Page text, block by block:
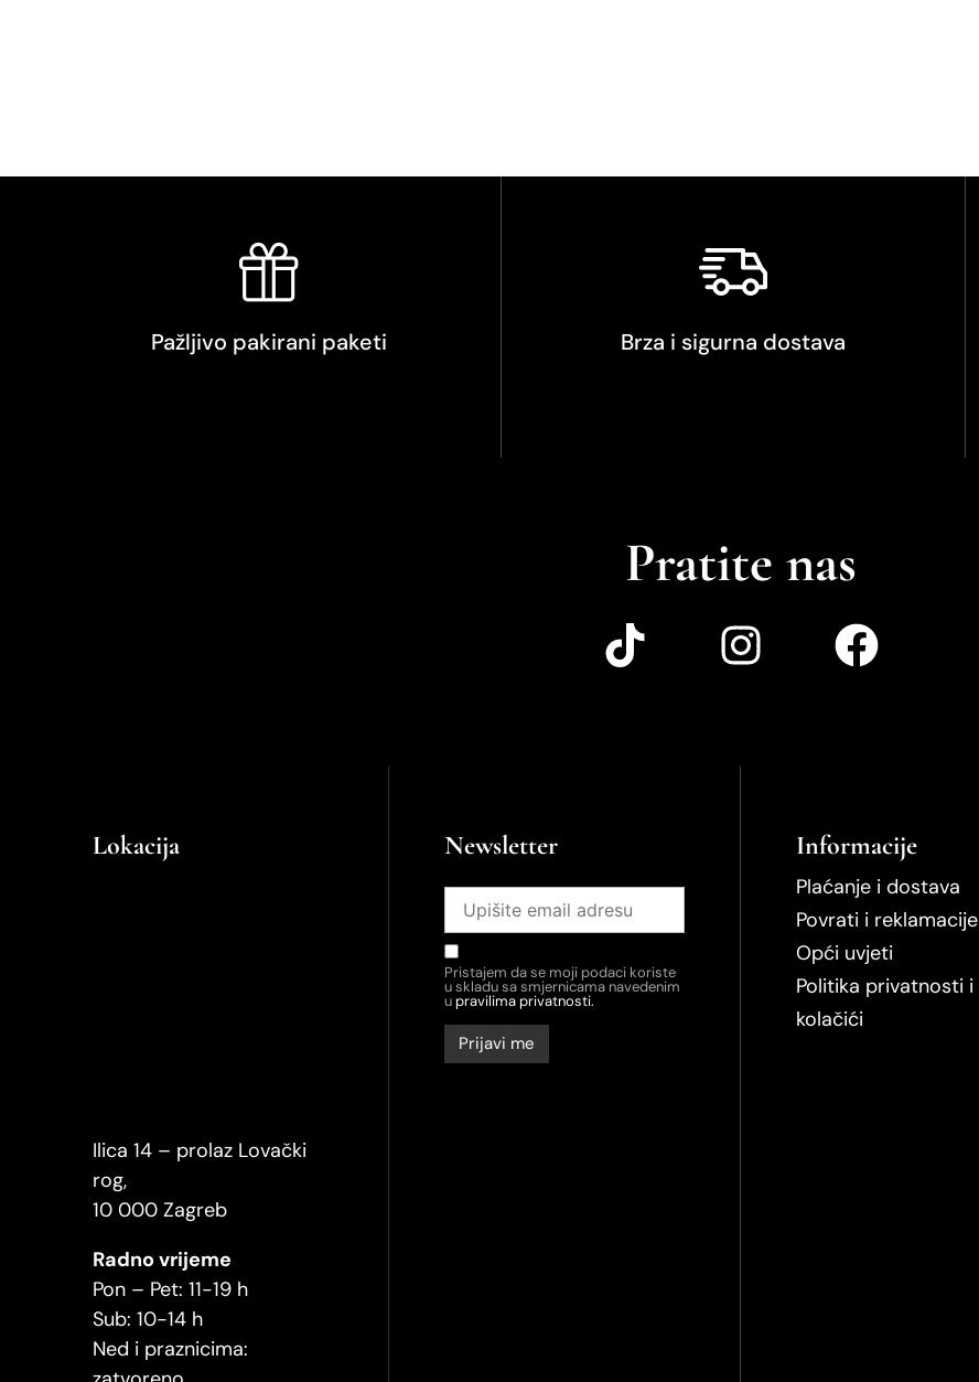
Pažljivo pakirani paketi Brza i sigurna dostava
Pratite nas
Lokacija
Ilica 14 – prolaz Lovački
rog,
10 000 Zagreb
Radno vrijeme
Pon – Pet: 11-19 h
Sub: 10-14 h
Ned i praznicima:
Newsletter
Pristajem da se moji podaci koriste
u skladu sa smjernicama navedenim
upravilima privatnosti.
Informacije
Plaćanje i dostava
Povrati i reklamacije
Opći uvjeti
Politika privatnosti i
kolačići